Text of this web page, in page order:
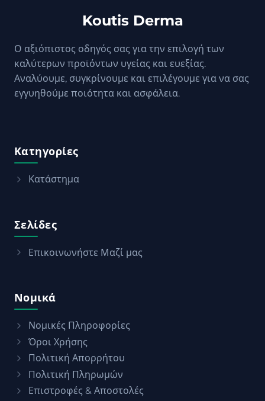
Koutis Derma
Ο αξιόπιστος οδηγός σας για την επιλογή των
καλύτερων προϊόντων υγείας και ευεξίας.
Αναλύουμε, συγκρίνουμε και επιλέγουμε για να σας
εγγυηθούμε ποιότητα και ασφάλεια.
Κατηγορίες
Κατάστημα
Σελίδες
Επικοινωνήστε Μαζί μας
Νομικά
Νομικές Πληροφορίες
Όροι Χρήσης
Πολιτική Απορρήτου
Πολιτική Πληρωμών
Επιστροφές & Αποστολές